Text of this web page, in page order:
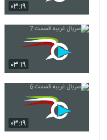
۰۳:۱۹
۰۳:۱۹
۰۳:۱۹